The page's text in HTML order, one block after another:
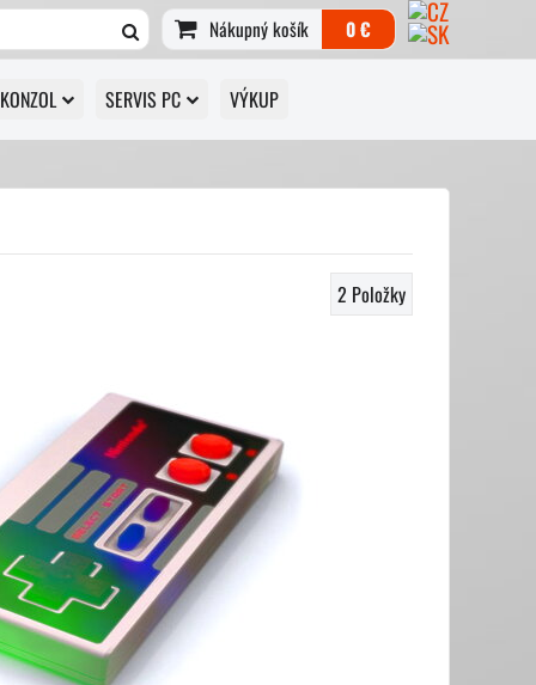
Nákupný košík 0 €
SERVIS PC VÝKUP
2 Položky